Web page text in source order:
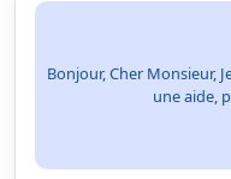
Bonjour, Cher Monsieur,
une aide,